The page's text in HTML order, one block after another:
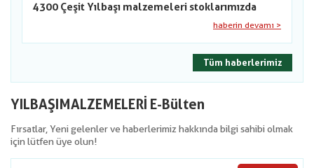
4300 Çeşit Yılbaşı malzemeleri stoklarımızda
haberin devamı >
Tüm haberlerimiz
YILBAŞIMALZEMELERİ E-Bülten
Fırsatlar, Yeni gelenler ve haberlerimiz hakkında bilgi sahibi olmak
için lütfen üye olun!